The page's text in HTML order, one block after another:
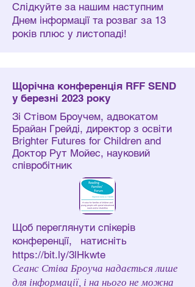
Слідкуйте за нашим наступним
Днем інформації та розваг за 13
років плюс у листопаді!
Щорічна конференція RFF SEND
у березні 2023 року
Зі Стівом Броучем, адвокатом
Брайан Грейді, директор з освіти
Brighter Futures for Children and
Доктор Рут Мойес, науковий
співробітник
Щоб переглянути спікерів
конференції,
натисніть
https://bit.ly/3lHkwte
Сеанс Стіва Броуча надається лише
для інформації, і на нього не можна